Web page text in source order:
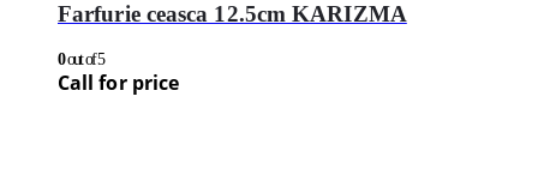
Farfurie ceasca 12.5cm KARIZMA
0out of 5
Call for price